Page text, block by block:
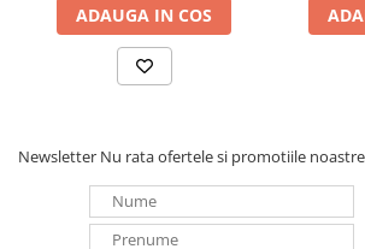
cabluri USB, prelungitoare USB
Cablu de date si Adaptoare
Solutii solare portabile
UPS
Acumulatori
ADAUGA IN COS
Newsletter Nu rata ofertele si promotiile noastre